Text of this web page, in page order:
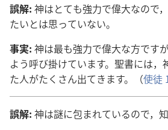
誤解: 神はとても強力で偉大なので，
たいとは思っていない。
事実: 神は最も強力で偉大な方ですが
よう呼び掛けています。 聖書には，
た人がたくさん出てきます。（使徒
誤解: 神は謎に包まれているので， 知